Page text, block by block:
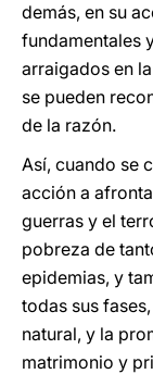
demás, en su
fundamentales
arraigados en
se pueden
de la razón.
Así, cuando se
acción a
guerras y el
pobreza de
epidemias, y
todas sus
natural, y la
matrimonio y